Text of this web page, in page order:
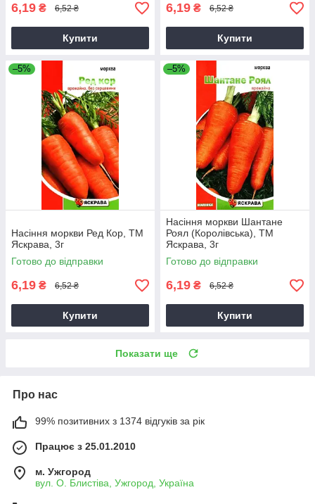
6,19 ₴ 6,52 ₴
Купити
6,19 ₴ 6,52 ₴
Купити
–5%
Насіння моркви Ред Кор, ТМ
Яскрава, 3г
Готово до відправки
6,19 ₴ 6,52 ₴
Купити
–5%
Насіння моркви Шантане
Роял (Королівська), ТМ
Яскрава, 3г
Готово до відправки
6,19 ₴ 6,52 ₴
Купити
Показати ще
Про нас
99% позитивних з 1374 відгуків за рік
Працює з 25.01.2010
м. Ужгород
вул. О. Блистіва, Ужгород, Україна